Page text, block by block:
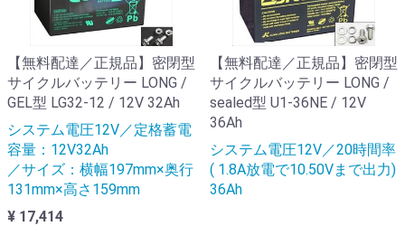
【無料配達／正規品】密閉型
サイクルバッテリー LONG /
GEL型 LG32-12 / 12V 32Ah
システム電圧12V／定格蓄電
容量：12V32Ah
／サイズ：横幅197mm×奥行
131mm×高さ159mm
¥ 17,414
【無料配達／正規品】密閉型
サイクルバッテリー LONG /
sealed型 U1-36NE / 12V
36Ah
システム電圧12V／20時間率
( 1.8A放電で10.50Vまで出力)
36Ah